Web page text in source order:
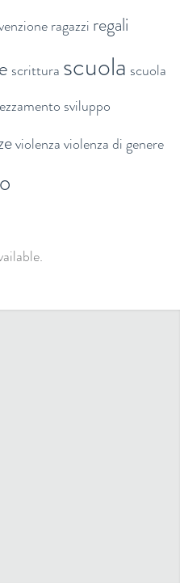
ragazzi regali
scrittura scuola scuola
sviluppo
violenzaviolenza di genere